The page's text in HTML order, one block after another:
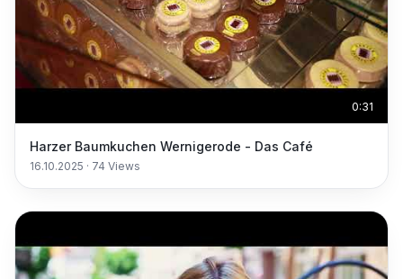
0:31
Harzer Baumkuchen Wernigerode - Das Café
16.10.2025 · 74 Views